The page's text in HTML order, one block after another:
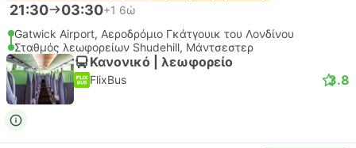
21:30 03:30+1 6ώ
Gatwick Airport, Αεροδρόμιο Γκάτγουικ του Λονδίνου
Σταθμός λεωφορείων Shudehill, Μάντσεστερ
Κανονικό | λεωφορείο
FlixBus 3.8